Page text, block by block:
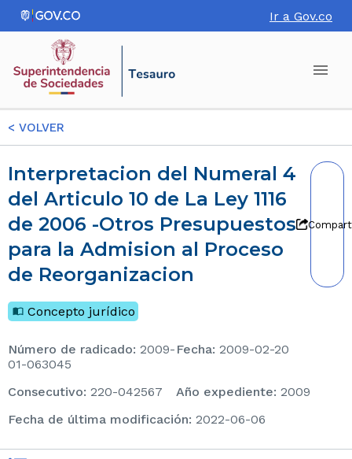
Ir a Gov.co
< VOLVER
Interpretacion del Numeral 4
del Articulo 10 de La Ley 1116
de 2006 -Otros Presupuestos
para la Admision al Proceso
de Reorganizacion
Concepto jurídico
Número de radicado: 2009-
01-063045
Fecha: 2009-02-20
consecutivo: 220-042567 Año expediente: 2009
Fecha de última modificación: 2022-06-06